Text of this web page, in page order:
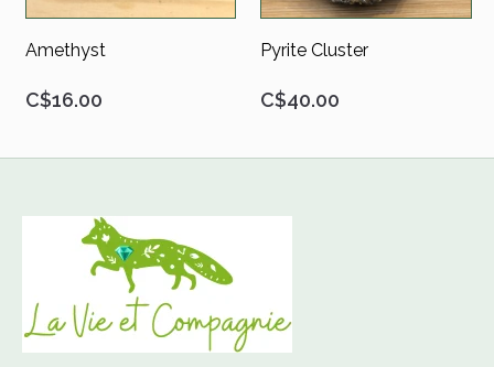
C$16.00
Amethyst
C$40.00
Pyrite Cluster